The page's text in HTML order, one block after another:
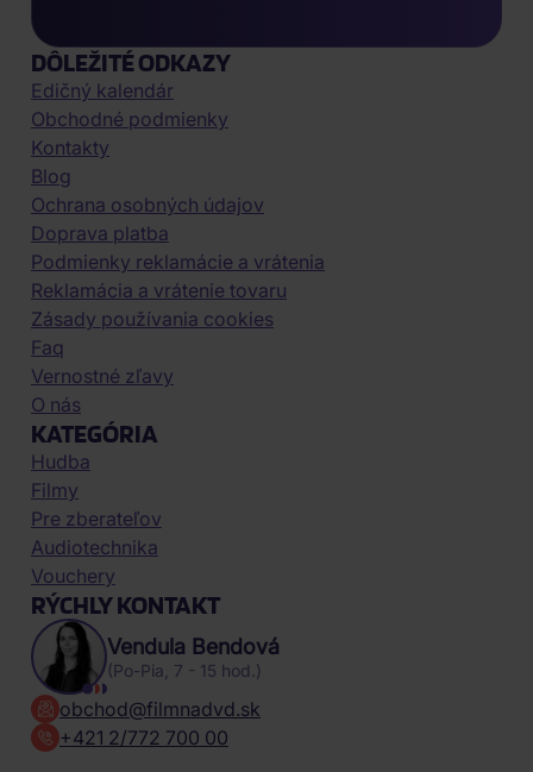
DÔLEŽITÉ ODKAZY
Edičný kalendár
Obchodné podmienky
Kontakty
Blog
Ochrana osobných údajov
Doprava platba
Podmienky reklamácie a vrátenia
Reklamácia a vrátenie tovaru
Zásady používania cookies
Faq
Vernostné zľavy
O nás
KATEGÓRIA
Hudba
Filmy
Pre zberateľov
Audiotechnika
Vouchery
RÝCHLY KONTAKT
Vendula Bendová
(Po-Pia, 7 - 15 hod.)
obchod@filmnadvd.sk
+421 2/772 700 00